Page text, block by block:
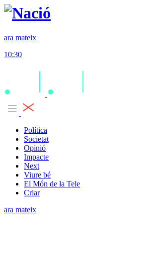
ara mateix
10:30
Política
Societat
Opinió
Impacte
Next
Viure bé
El Món de la Tele
Criar
ara mateix